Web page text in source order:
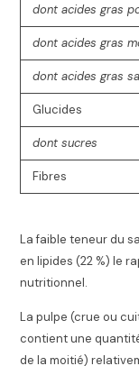
dont acides gras
dont acides gras
dont acides gras
Glucides
dont sucres
Fibres
La faible teneur du
en lipides (22 %) le
nutritionnel.
La pulpe (crue ou
contient une
de la moitié)